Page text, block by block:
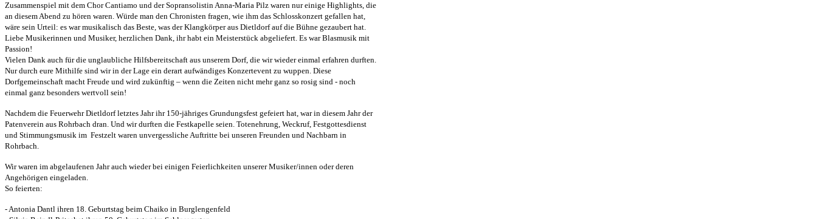
Zusammenspiel mit dem Chor Cantiamo und der Sopransolistin Anna-Maria Pilz waren nur einige Highlights, die
an diesem Abend zu hören waren. Würde man den Chronisten fragen, wie ihm das Schlosskonzert gefallen hat,
wäre sein Urteil: es war musikalisch das Beste, was der Klangkörper aus Dietldorf auf die Bühne gezaubert hat.
Liebe Musikerinnen und Musiker, herzlichen Dank, ihr habt ein Meisterstück abgeliefert. Es war Blasmusik mit
Passion!
Vielen Dank auch für die unglaubliche Hilfsbereitschaft aus unserem Dorf, die wir wieder einmal erfahren durften.
Nur durch eure Mithilfe sind wir in der Lage ein derart aufwändiges Konzertevent zu wuppen. Diese
Dorfgemeinschaft macht Freude und wird zukünftig – wenn die Zeiten nicht mehr ganz so rosig sind - noch
einmal ganz besonders wertvoll sein!
Nachdem die Feuerwehr Dietldorf letztes Jahr ihr 150-jähriges Grundungsfest gefeiert hat, war in diesem Jahr der
Patenverein aus Rohrbach dran. Und wir durften die Festkapelle seien. Totenehrung, Weckruf, Festgottesdienst
und Stimmungsmusik im Festzelt waren unvergessliche Auftritte bei unseren Freunden und Nachbarn in
Rohrbach.
Wir waren im abgelaufenen Jahr auch wieder bei einigen Feierlichkeiten unserer Musiker/innen oder deren
Angehörigen eingeladen.
So feierten:
- Antonia Dantl ihren 18. Geburtstag beim Chaiko in Burglengenfeld